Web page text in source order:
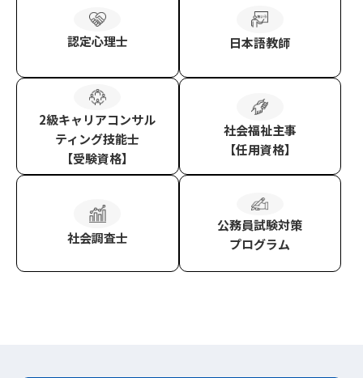
認定心理士 日本語教師
2級キャリアコンサル
ティング技能士
【受験資格】
社会福祉主事
【任用資格】
社会調査士
公務員試験対策
プログラム